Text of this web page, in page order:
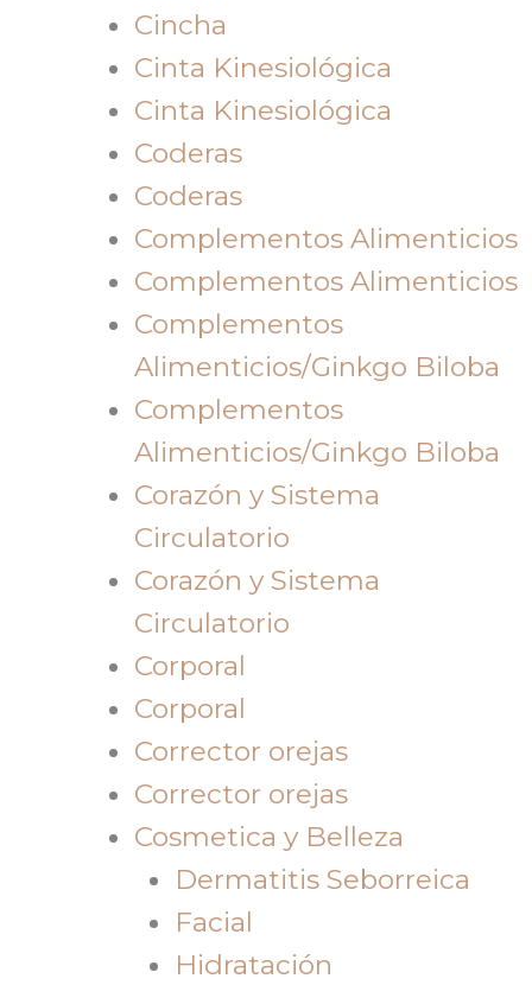
Cincha
Cinta Kinesiológica
Cinta Kinesiológica
Coderas
Coderas
Complementos Alimenticios
Complementos Alimenticios
Complementos
Alimenticios/Ginkgo Biloba
Complementos
Alimenticios/Ginkgo Biloba
Corazón y Sistema
Circulatorio
Corazón y Sistema
Circulatorio
Corporal
Corporal
Corrector orejas
Corrector orejas
Cosmetica y Belleza
Dermatitis Seborreica
Facial
Hidratación